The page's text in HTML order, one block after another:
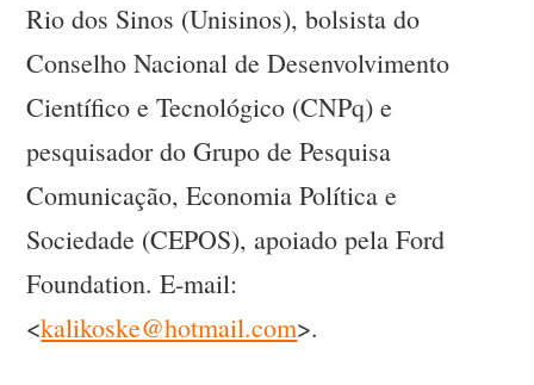
Rio dos Sinos (Unisinos), bolsista do
Conselho Nacional de Desenvolvimento
Científico e Tecnológico (CNPq) e
pesquisador do Grupo de Pesquisa
Comunicação, Economia Política e
Sociedade (CEPOS), apoiado pela Ford
Foundation. E-mail:
<kalikoske@hotmail.com>.